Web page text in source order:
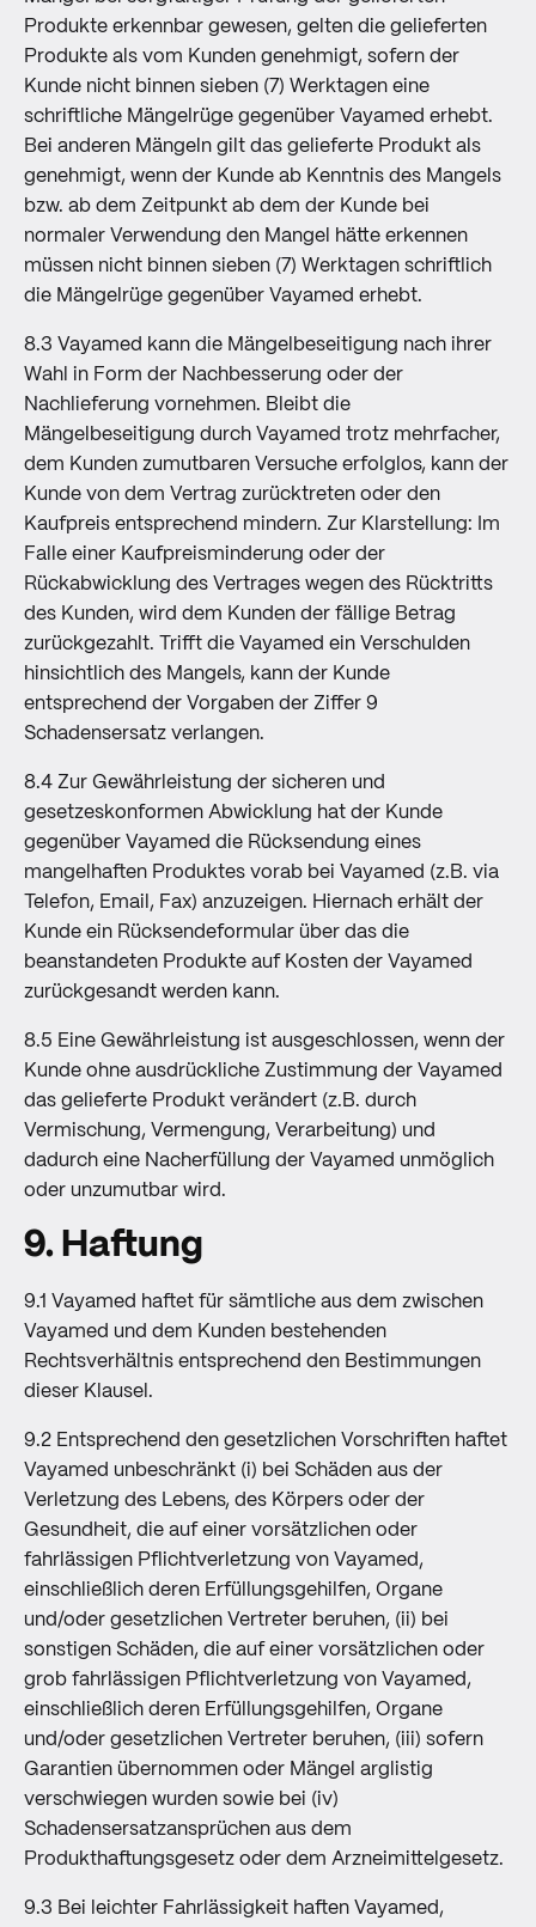
Produkte erkennbar gewesen, gelten die gelieferten
Produkte als vom Kunden genehmigt, sofern der
Kunde nicht binnen sieben (7) Werktagen eine
schriftliche Mängelrüge gegenüber Vayamed erhebt.
Bei anderen Mängeln gilt das gelieferte Produkt als
genehmigt, wenn der Kunde ab Kenntnis des Mangels
bzw. ab dem Zeitpunkt ab dem der Kunde bei
normaler Verwendung den Mangel hätte erkennen
müssen nicht binnen sieben (7) Werktagen schriftlich
die Mängelrüge gegenüber Vayamed erhebt.
8.3 Vayamed kann die Mängelbeseitigung nach ihrer
Wahl in Form der Nachbesserung oder der
Nachlieferung vornehmen. Bleibt die
Mängelbeseitigung durch Vayamed trotz mehrfacher,
dem Kunden zumutbaren Versuche erfolglos, kann der
Kunde von dem Vertrag zurücktreten oder den
Kaufpreis entsprechend mindern. Zur Klarstellung: Im
Falle einer Kaufpreisminderung oder der
Rückabwicklung des Vertrages wegen des Rücktritts
des Kunden, wird dem Kunden der fällige Betrag
zurückgezahlt. Trifft die Vayamed ein Verschulden
hinsichtlich des Mangels, kann der Kunde
entsprechend der Vorgaben der Ziffer 9
Schadensersatz verlangen.
8.4 Zur Gewährleistung der sicheren und
gesetzeskonformen Abwicklung hat der Kunde
gegenüber Vayamed die Rücksendung eines
mangelhaften Produktes vorab bei Vayamed (z.B. via
Telefon, Email, Fax) anzuzeigen. Hiernach erhält der
Kunde ein Rücksendeformular über das die
beanstandeten Produkte auf Kosten der Vayamed
zurückgesandt werden kann.
8.5 Eine Gewährleistung ist ausgeschlossen, wenn der
Kunde ohne ausdrückliche Zustimmung der Vayamed
das gelieferte Produkt verändert (z.B. durch
Vermischung, Vermengung, Verarbeitung) und
dadurch eine Nacherfüllung der Vayamed unmöglich
oder unzumutbar wird.
9. Haftung
9.1 Vayamed haftet für sämtliche aus dem zwischen
Vayamed und dem Kunden bestehenden
Rechtsverhältnis entsprechend den Bestimmungen
dieser Klausel.
9.2 Entsprechend den gesetzlichen Vorschriften haftet
Vayamed unbeschränkt (i) bei Schäden aus der
Verletzung des Lebens, des Körpers oder der
Gesundheit, die auf einer vorsätzlichen oder
fahrlässigen Pflichtverletzung von Vayamed,
einschließlich deren Erfüllungsgehilfen, Organe
und/oder gesetzlichen Vertreter beruhen, (ii) bei
sonstigen Schäden, die auf einer vorsätzlichen oder
grob fahrlässigen Pflichtverletzung von Vayamed,
einschließlich deren Erfüllungsgehilfen, Organe
und/oder gesetzlichen Vertreter beruhen, (iii) sofern
Garantien übernommen oder Mängel arglistig
verschwiegen wurden sowie bei (iv)
Schadensersatzansprüchen aus dem
Produkthaftungsgesetz oder dem Arzneimittelgesetz.
9.3 Bei leichter Fahrlässigkeit haften Vayamed,